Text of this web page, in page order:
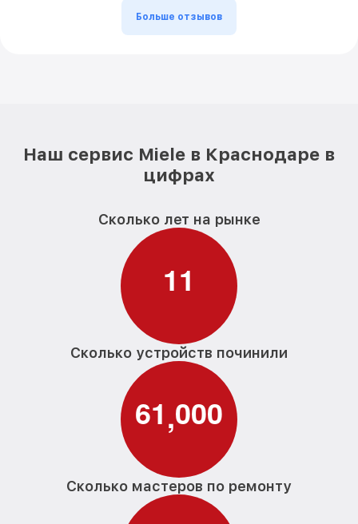
Больше отзывов
Наш сервис Miele в Краснодаре в
цифрах
Сколько лет на рынке
11
Сколько устройств починили
61,000
Сколько мастеров по ремонту